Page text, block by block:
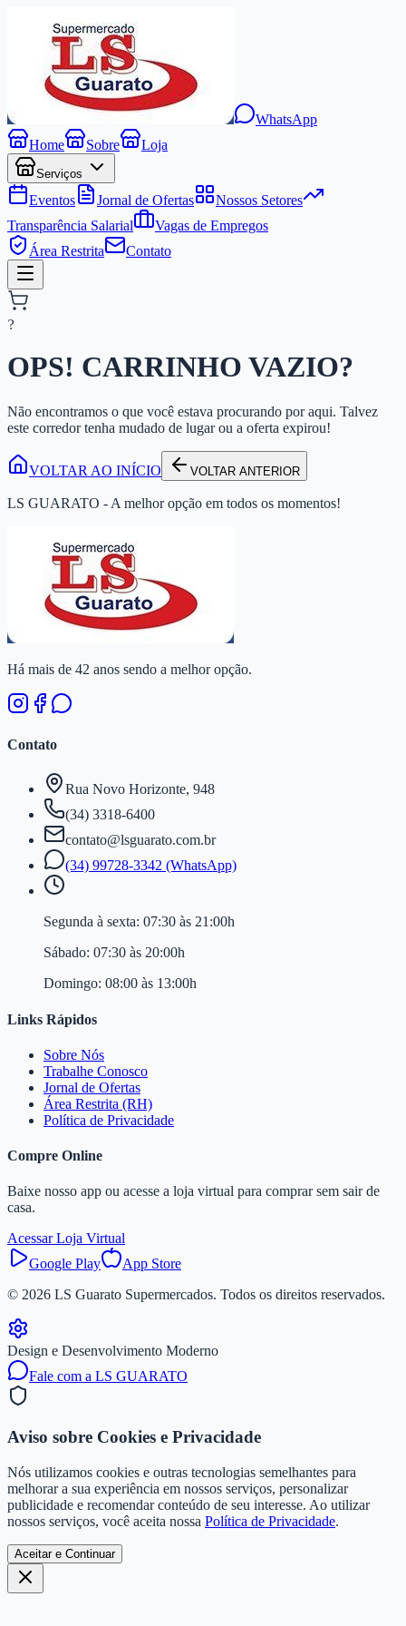
WhatsApp
Home
Sobre Loja
Serviços
Eventos Jornal de Ofertas
Nossos Setores
Transparência Salarial
Vagas de Empregos
Área Restrita
Contato
?
OPS! CARRINHO VAZIO?
Não encontramos o que você estava procurando por aqui. Talvez
este corredor tenha mudado de lugar ou a oferta expirou!
VOLTAR AO INÍCIO VOLTAR ANTERIOR
LS GUARATO - A melhor opção em todos os momentos!
Há mais de 42 anos sendo a melhor opção.
Contato
Rua Novo Horizonte, 948
(34) 3318-6400
contato@lsguarato.com.br
(34) 99728-3342 (WhatsApp)
Segunda à sexta: 07:30 às 21:00h
Sábado: 07:30 às 20:00h
Domingo: 08:00 às 13:00h
Links Rápidos
Sobre Nós
Trabalhe Conosco
Jornal de Ofertas
Área Restrita (RH)
Política de Privacidade
Compre Online
Baixe nosso app ou acesse a loja virtual para comprar sem sair de
casa.
Acessar Loja Virtual
Google Play
App Store
© 2026 LS Guarato Supermercados. Todos os direitos reservados.
Design e Desenvolvimento Moderno
Fale com a LS GUARATO
Aviso sobre Cookies e Privacidade
Nós utilizamos cookies e outras tecnologias semelhantes para
melhorar a sua experiência em nossos serviços, personalizar
publicidade e recomendar conteúdo de seu interesse. Ao utilizar
nossos serviços, você aceita nossa Política de Privacidade.
Aceitar e Continuar